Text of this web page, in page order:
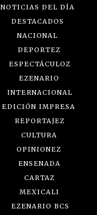
NOTICIAS DEL DÍA
DESTACADOS
NACIONAL
DEPORTEZ
ESPECTÁCULOZ
EZENARIO
INTERNACIONAL
EDICIÓN IMPRESA
REPORTAJEZ
CULTURA
OPINIONEZ
ENSENADA
CARTAZ
MEXICALI
EZENARIO BCS